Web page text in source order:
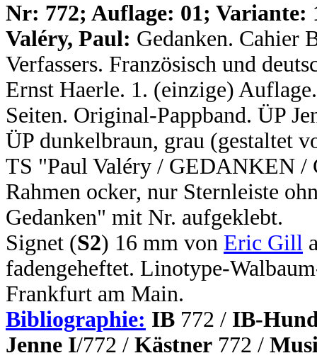
Nr: 772; Auflage: 01; Variante:
Valéry, Paul: Gedanken. Cahier
Verfassers. Französisch und
Ernst Haerle. 1. (einzige)
Seiten. Original-Pappband. ÜP
ÜP dunkelbraun, grau (gestaltet
TS "Paul Valéry / GEDANKEN /
Rahmen ocker, nur Sternleiste
Gedanken" mit Nr. aufgeklebt.
Signet (S2) 16 mm von Eric Gill
fadengeheftet. Linotype-
Frankfurt am Main.
Bibliographie: IB 772 / IB-
Jenne I/772 / Kästner 772 /